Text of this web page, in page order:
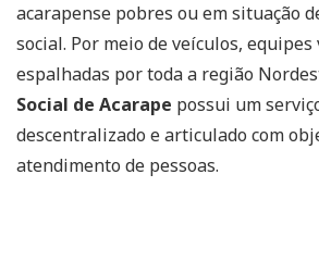
acarapense pobres ou em situação
social. Por meio de veículos, equipes
espalhadas por toda a região
Social de Acarape possui um
descentralizado e articulado com
atendimento de pessoas.